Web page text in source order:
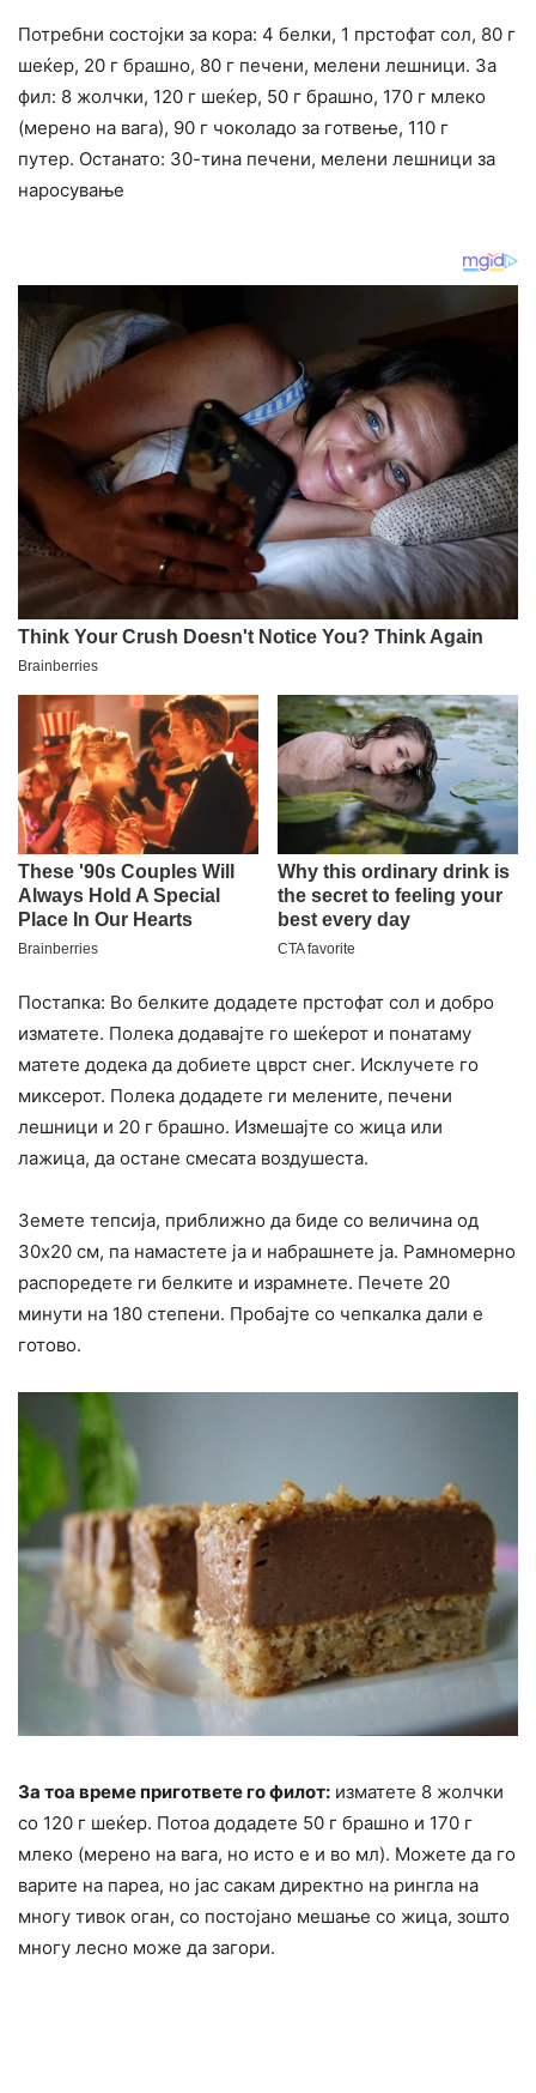
Потребни состојки за кора: 4 белки, 1 прстофат сол, 80 г
шеќер, 20 г брашно, 80 г печени, мелени лешници. За
фил: 8 жолчки, 120 г шеќер, 50 г брашно, 170 г млеко
(мерено на вага), 90 г чоколадо за готвење, 110 г
путер. Останато: 30-тина печени, мелени лешници за
наросување
Постапка: Во белките додадете прстофат сол и добро
изматете. Полека додавајте го шеќерот и понатаму
матете додека да добиете цврст снег. Исклучете го
миксерот. Полека додадете ги мелените, печени
лешници и 20 г брашно. Измешајте со жица или
лажица, да остане смесата воздушеста.
Земете тепсија, приближно да биде со величина од
30х20 см, па намастете ја и набрашнете ја. Рамномерно
распоредете ги белките и израмнете. Печете 20
минути на 180 степени. Пробајте со чепкалка дали е
готово.
За тоа време пригответе го филот: изматете 8 жолчки
со 120 г шеќер. Потоа додадете 50 г брашно и 170 г
млеко (мерено на вага, но исто е и во мл). Можете да го
варите на пареа, но јас сакам директно на рингла на
многу тивок оган, со постојано мешање со жица, зошто
многу лесно може да загори.